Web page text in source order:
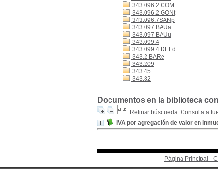
343.096.2 COM
343.096.2 GONt
343.096.7SANp
343.097 BAUa
343.097 BAUu
343.099.4
343.099.4 DELd
343.2 BARe
343.209
343.45
343.82
Documentos en la biblioteca
Refinar búsqueda Consulta a
IVA por agregación de valor en
Página Principal -